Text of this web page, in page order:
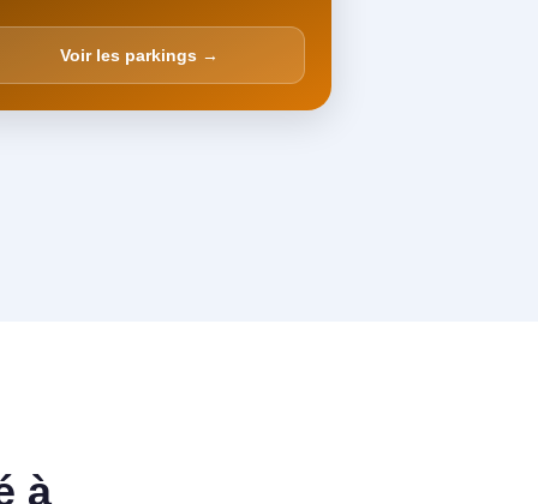
Voir les parkings →
à